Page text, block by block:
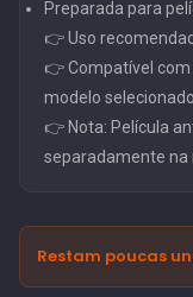
Preparada para
👉 Uso
👉 Compatível com
modelo selecionado
👉 Nota: Película
separadamente na
Restam poucas